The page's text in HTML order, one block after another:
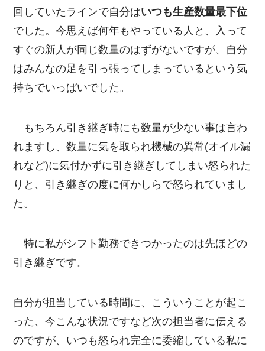
回していたラインで自分はいつも生産数量最下位
でした。今思えば何年もやっている人と、入って
すぐの新人が同じ数量のはずがないですが、自分
はみんなの足を引っ張ってしまっているという気
持ちでいっぱいでした。
もちろん引き継ぎ時にも数量が少ない事は言わ
れますし、数量に気を取られ機械の異常(オイル漏
れなど)に気付かずに引き継ぎしてしまい怒られた
りと、引き継ぎの度に何かしらで怒られていまし
た。
特に私がシフト勤務できつかったのは先ほどの
引き継ぎです。
自分が担当している時間に、こういうことが起こ
った、今こんな状況ですなど次の担当者に伝える
のですが、いつも怒られ完全に委縮している私に